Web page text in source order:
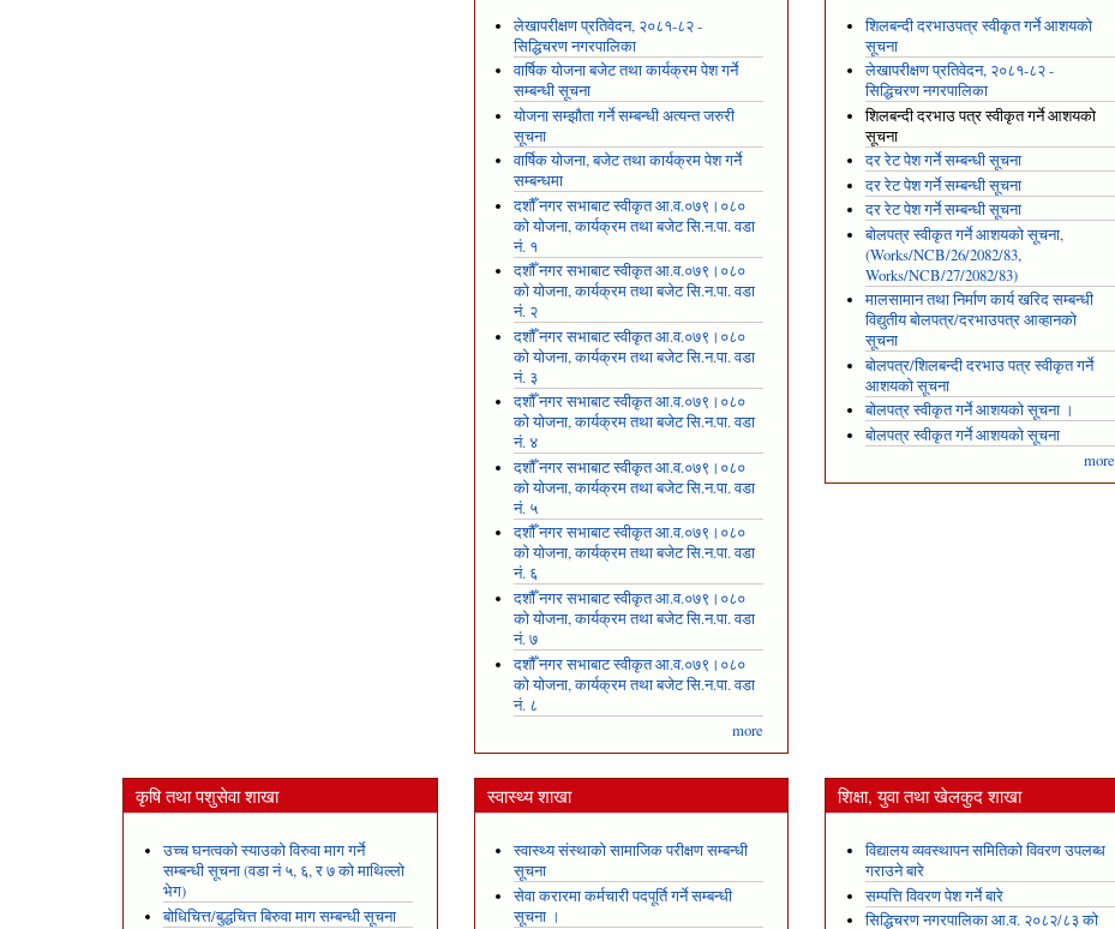
लेखापरीक्षण प्रतिवेदन, २०८१-८२ -
सिद्धिचरण नगरपालिका
वार्षिक योजना बजेट तथा कार्यक्रम पेश गर्ने
सम्बन्धी सूचना
योजना सम्झौता गर्ने सम्बन्धी अत्यन्त जरुरी
सूचना
वार्षिक योजना, बजेट तथा कार्यक्रम पेश गर्ने
सम्बन्धमा
दशौँ नगर सभाबाट स्वीकृत आ.व.०७९।०८०
को योजना, कार्यक्रम तथा बजेट सि.न.पा. वडा
नं. १
दशौँ नगर सभाबाट स्वीकृत आ.व.०७९।०८०
को योजना, कार्यक्रम तथा बजेट सि.न.पा. वडा
नं. २
दशौँ नगर सभाबाट स्वीकृत आ.व.०७९।०८०
को योजना, कार्यक्रम तथा बजेट सि.न.पा. वडा
नं. ३
दशौँ नगर सभाबाट स्वीकृत आ.व.०७९।०८०
को योजना, कार्यक्रम तथा बजेट सि.न.पा. वडा
नं. ४
दशौँ नगर सभाबाट स्वीकृत आ.व.०७९।०८०
को योजना, कार्यक्रम तथा बजेट सि.न.पा. वडा
नं. ५
दशौँ नगर सभाबाट स्वीकृत आ.व.०७९।०८०
को योजना, कार्यक्रम तथा बजेट सि.न.पा. वडा
नं. ६
दशौँ नगर सभाबाट स्वीकृत आ.व.०७९।०८०
को योजना, कार्यक्रम तथा बजेट सि.न.पा. वडा
नं. ७
दशौँ नगर सभाबाट स्वीकृत आ.व.०७९।०८०
को योजना, कार्यक्रम तथा बजेट सि.न.पा. वडा
नं. ८
more
शिलबन्दी दरभाउपत्र स्वीकृत गर्ने आशयको
सूचना
लेखापरीक्षण प्रतिवेदन, २०८१-८२ -
सिद्धिचरण नगरपालिका
शिलबन्दी दरभाउ पत्र स्वीकृत गर्ने आशयको
सूचना
दर रेट पेश गर्ने सम्बन्धी सूचना
दर रेट पेश गर्ने सम्बन्धी सूचना
दर रेट पेश गर्ने सम्बन्धी सूचना
बोलपत्र स्वीकृत गर्ने आशयको सूचना,
(Works/NCB/26/2082/83,
Works/NCB/27/2082/83)
मालसामान तथा निर्माण कार्य खरिद सम्बन्धी
विद्युतीय बोलपत्र/दरभाउपत्र आव्हानको
सूचना
बोलपत्र/शिलबन्दी दरभाउ पत्र स्वीकृत गर्ने
आशयको सूचना
बोलपत्र स्वीकृत गर्ने आशयको सूचना ।
बोलपत्र स्वीकृत गर्ने आशयको सूचना
more
कृषि तथा पशुसेवा शाखा
उच्च घनत्वको स्याउको विरुवा माग गर्ने
सम्बन्धी सूचना (वडा नं ५, ६, र ७ को माथिल्लो
भेग)
बोधिचित्त/बुद्धचित्त बिरुवा माग सम्बन्धी सूचना
स्वास्थ्य शाखा
स्वास्थ्य संस्थाको सामाजिक परीक्षण सम्बन्धी
सूचना
सेवा करारमा कर्मचारी पदपूर्ति गर्ने सम्बन्धी
सूचना ।
शिक्षा, युवा तथा खेलकुद शाखा
विद्यालय व्यवस्थापन समितिको विवरण उपलब्ध
गराउने बारे
सम्पत्ति विवरण पेश गर्ने बारे
सिद्धिचरण नगरपालिका आ.व. २०८२/८३ को